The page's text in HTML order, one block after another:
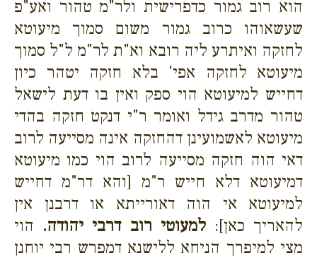
הוא רוב גמור כדפרישית ולר"מ טהור ואע"פ
שעשאוהו כרוב גמור משום סמוך מיעוטא
לחזקה ואיתרע ליה רובא וא"ת לר"מ ל"ל סמוך
מיעוטא לחזקה אפי' בלא חזקה יטהר כיון
דחייש למיעוטא הוי ספק ואין בו דעת לישאל
טהור מדרב גידל ואומר ר"י דנקט חזקה בהדי
מיעוטא לאשמועינן דהחזקה אינה מסייעה לרוב
דאי הוה חזקה מסייעה לרוב הוי כמו מיעוטא
דמיעוטא דלא חייש ר"מ [והא דר"מ דחייש
למיעוטא אי הוה דאורייתא או דרבנן אין
להאריך כאן]:למעוטי רוב דרבי יהודה. הוי
מצי למיפרך הניחא ללישנא דמפרש רבי יוחנן